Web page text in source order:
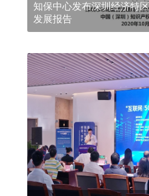
知保中心发布深圳经济特
发展报告